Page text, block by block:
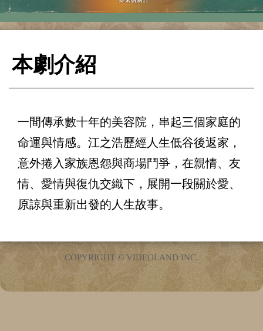
本劇介紹
一間傳承數十年的美容院，串起三個家庭的
命運與情感。江之浩歷經人生低谷後返家，
意外捲入家族恩怨與商場鬥爭，在親情、友
情、愛情與復仇交織下，展開一段關於愛、
原諒與重新出發的人生故事。
COPYRIGHT © VIDEOLAND INC.